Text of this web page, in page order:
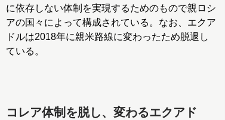
に依存しない体制を実現するためのもので親ロシ
アの国々によって構成されている。なお、エクア
ドルは2018年に親米路線に変わったため脱退し
ている。
コレア体制を脱し、変わるエクアド